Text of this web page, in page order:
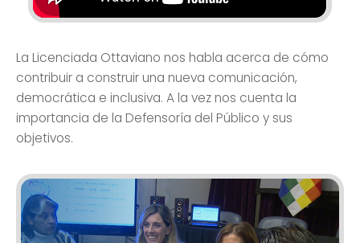
La Licenciada Ottaviano nos habla acerca de cómo
contribuir a construir una nueva comunicación,
democrática e inclusiva. A la vez nos cuenta la
importancia de la Defensoría del Público y sus
objetivos.